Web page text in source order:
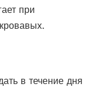
при
в течение дня